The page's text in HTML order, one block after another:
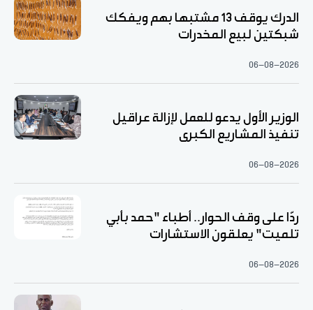
الدرك يوقف 13 مشتبها بهم ويفكك
شبكتين لبيع المخدرات
06-08-2026
الوزير الأول يدعو للعمل لإزالة عراقيل
تنفيذ المشاريع الكبرى
06-08-2026
ردّا على وقف الحوار.. أطباء "حمد بأبي
تلميت" يعلقون الاستشارات
06-08-2026